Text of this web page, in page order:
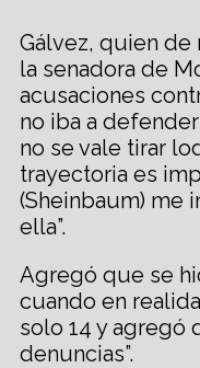
Gálvez, quien de
la senadora de
acusaciones
no iba a
no se vale tirar
trayectoria es
(Sheinbaum) me
ella”.
Agregó que se
cuando en
solo 14 y agregó
denuncias”.